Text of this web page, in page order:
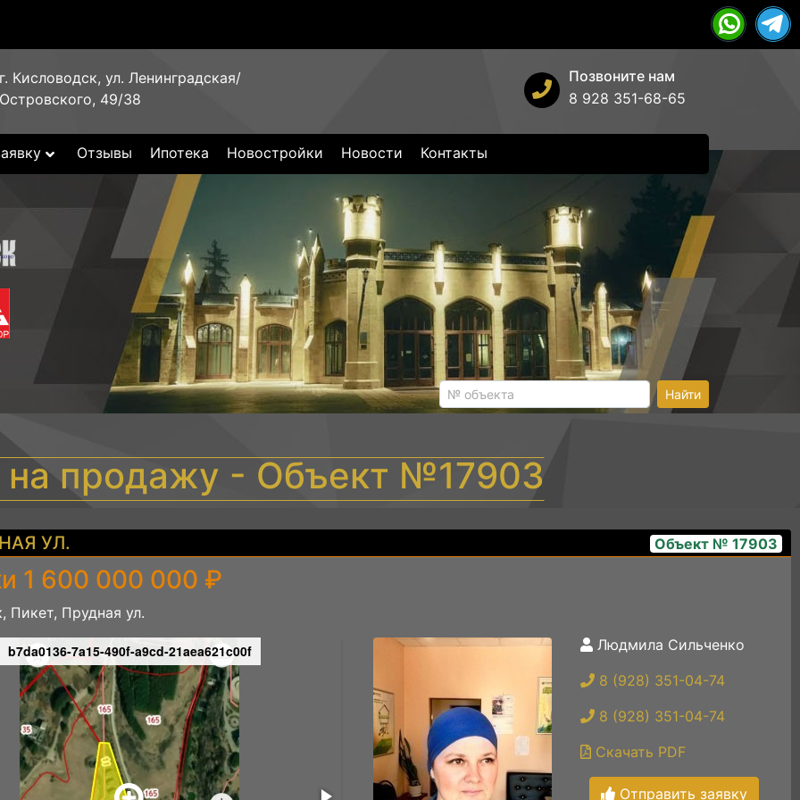
г. Кисловодск, ул. Ленинградская/
Островского, 49/38
Позвоните нам
8 928 351-68-65
Отзывы Ипотека Новостройки Новости Контакты
Найти
на продажу - Объект №17903
УЛ. Объект № 17903
1 600 000 000 ₽
Пикет, Прудная ул.
b7da0136-7a15-490f-a9cd-21aea621c00f watermarked - pn0ppbaycpq5lmirtw_0mpaecpkvnag
Людмила Сильченко
8 (928) 351-04-74
8 (928) 351-04-74
Скачать PDF
Отправить заявку